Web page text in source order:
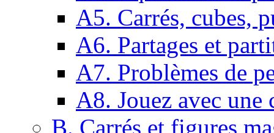
A5. Carrés, cubes,
A6. Partages et
A7. Problèmes de
A8. Jouez avec une
B. Carrés et figures